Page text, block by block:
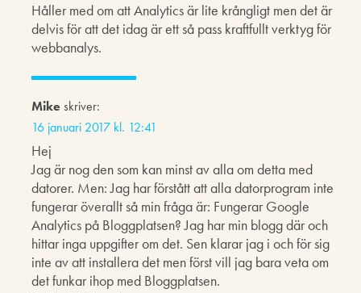
Håller med om att Analytics är lite krångligt men det är
delvis för att det idag är ett så pass kraftfullt verktyg för
webbanalys.
Mikeskriver:
16 januari 2017 kl. 12:41
Hej
Jag är nog den som kan minst av alla om detta med
datorer. Men: Jag har förstått att alla datorprogram inte
fungerar överallt så min fråga är: Fungerar Google
Analytics på Bloggplatsen? Jag har min blogg där och
hittar inga uppgifter om det. Sen klarar jag i och för sig
inte av att installera det men först vill jag bara veta om
det funkar ihop med Bloggplatsen.